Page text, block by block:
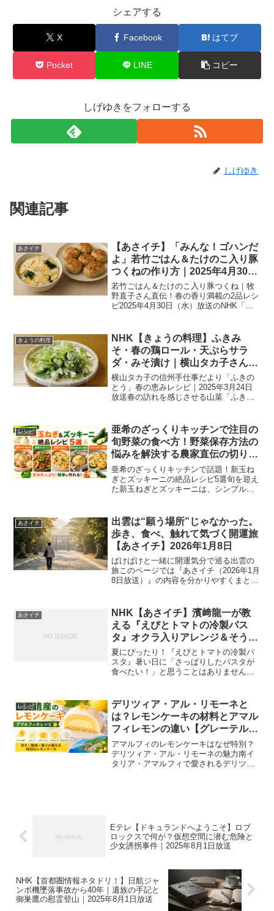
シェアする
X Facebook はてブ
Pocket LINE コピー
しげゆきをフォローする
しげゆき
関連記事
あさイチ
【あさイチ】「みんな！ゴハンだ
よ」若竹ごはん＆たけのこ入り豚
つくねの作り方｜2025年4月30日
放送
若竹ごはん＆たけのこ入り豚つくね｜牧
野直子さん直伝！春の香り満載の2品レシ
ピ2025年4月30日（水）放送のNHK「あ
竹ごはん」と「たけのこ入り豚つくね」
が紹介され...
きょうの料理
NHK【きょうの料理】ふきみ
そ・春の鶏ロール・天ぷらサラ
ダ・みそ漬け｜横山タカ子さんの
ふきのとう活用レシピまとめ
（2025年3月24日放送）
横山タカ子の信州手仕事だより「ふきの
とう」春の恵みレシピ｜2025年3月24日
放送春の訪れを感じさせる山菜「ふきの
中で、このふきのとうを使った信州の知
恵がつまった手仕...
レシピ
亜希のざっくりキッチンで注目の
旬野菜の食べ方！野菜保存方法の
悩みを解決する農家直伝の切り方
と鮮度長持ちのコツ【DayDay.で
紹介】
亜希のざっくりキッチンで話題！新玉ね
ぎとズッキーニの絶品レシピ5選旬を迎え
た新玉ねぎとズッキーニは、シンプルな
ずしいズッキーニは、焼く・煮る・グラ
タンにするなど、さまざま...
あさイチ
出雲は“願う場所”じゃなかった。
歩き、食べ、触れて気づく開運旅
【あさイチ】2026年1月8日
ばけばけと一緒に開運気分で巡る出雲の
旅このページでは『あさイチ（2026年1月
8日放送）』の内容を分かりやすくまとめ
ルメ、島根ならではの文化体験まで、一
日の放送を流れに...
あさイチ
NHK【あさイチ】濱﨑龍一が教
える『えびとトマトの冷製パス
タ』オクラ入りアレンジ＆そうめ
ん代用の裏ワザ｜2025年9月16日
夏にぴったり！『えびとトマトの冷製パ
スタ』暑い日に「さっぱりしたパスタが
食べたい！」と思うことはありません
ときにおすすめなのが、2025年9月16日
(火)のNHK【あさ...
レシピ
デリツィア・アル・リモーネと
は？レモンケーキの材料とアマル
フィレモンの違い【グレーテルの
かまどで紹介】
アマルフィのレモンケーキはなぜ特別？
デリツィア・アル・リモーネの魅力南イ
タリア・アマルフィで愛されるデリツィ
Eテレ【ドキュランドへようこそ】ロブ
ロックスで何が？仮想空間に潜む危険と
少女誘拐事件｜2025年8月1日放送
NHK【首都圏情報ネタドリ！】日航ジャ
ンボ機墜落事故から40年｜遺族の手記と
御巣鷹の慰霊登山｜2025年8月1日放送